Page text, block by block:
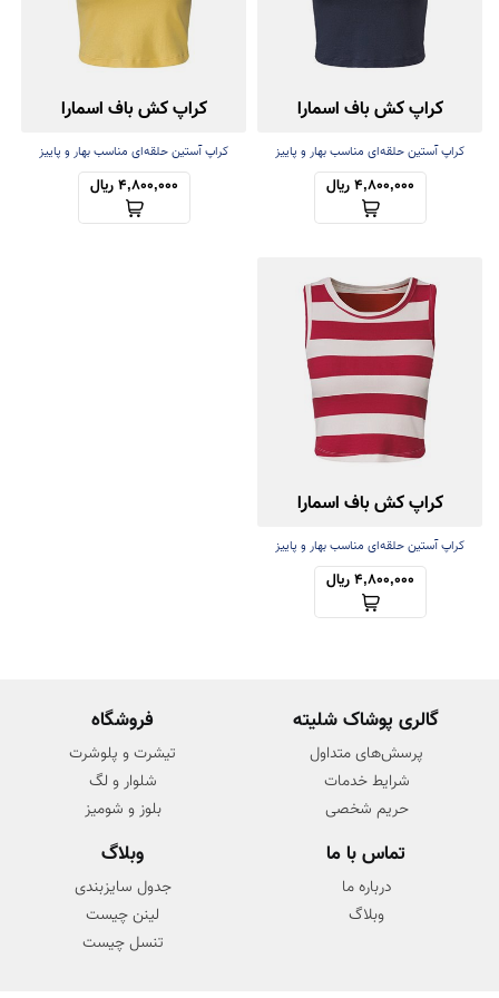
کراپ کش باف اسمارا
کراپ آستین حلقه‌ای مناسب بهار و پاییز
4,800,000 ریال
کراپ کش باف اسمارا
کراپ آستین حلقه‌ای مناسب بهار و پاییز
4,800,000 ریال
کراپ کش باف اسمارا
کراپ آستین حلقه‌ای مناسب بهار و پاییز
4,800,000 ریال
گالری پوشاک شلیته
پرسش‌های متداول
شرایط خدمات
حریم شخصی
فروشگاه
تیشرت و پلوشرت
شلوار و لگ
بلوز و شومیز
تماس با ما
درباره ما
وبلاگ
وبلاگ
جدول سایزبندی
لینن چیست
تنسل چیست